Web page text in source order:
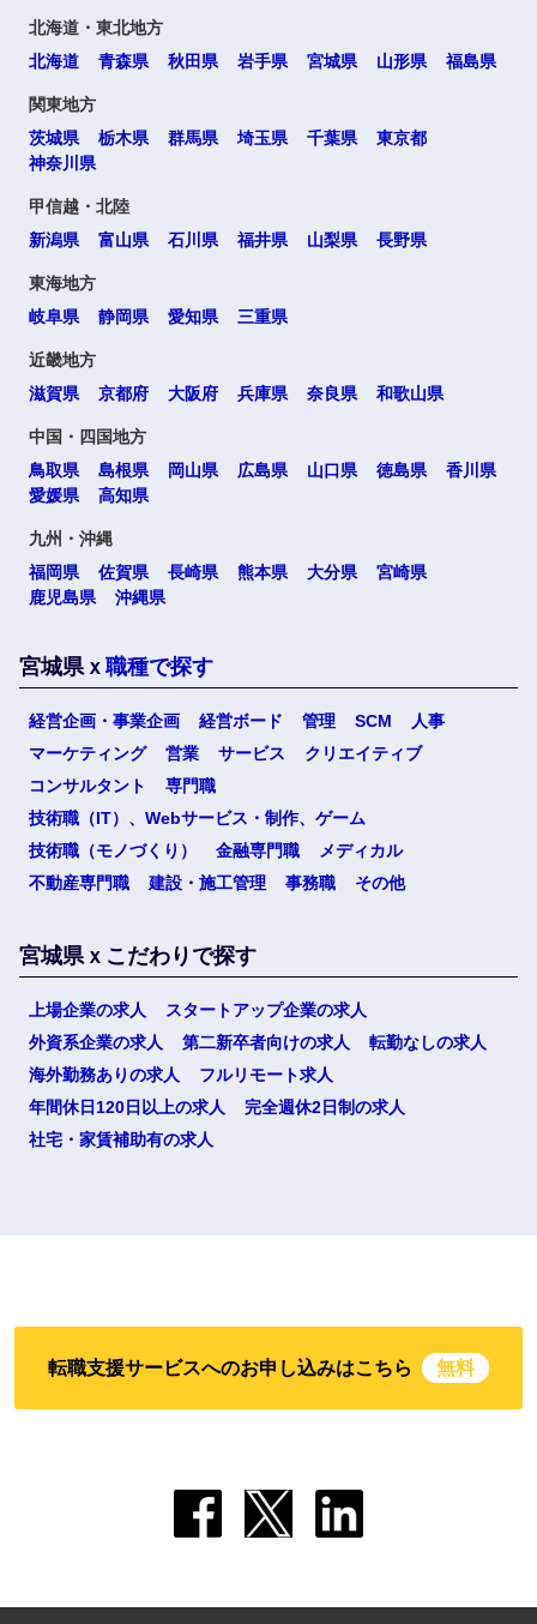
北海道・東北地方
北海道
青森県 秋田県 岩手県 宮城県 山形県 福島県
関東地方
茨城県
栃木県 群馬県 埼玉県 千葉県
東京都
神奈川県
甲信越・北陸
新潟県
富山県 石川県 福井県 山梨県 長野県
東海地方
岐阜県
静岡県 愛知県 三重県
近畿地方
滋賀県
京都府 大阪府 兵庫県 奈良県 和歌山県
中国・四国地方
鳥取県
島根県 岡山県 広島県 山口県 徳島県
香川県
愛媛県
高知県
九州・沖縄
福岡県
佐賀県 長崎県 熊本県 大分県
宮崎県
鹿児島県
沖縄県
宮城県ｘ 職種で探す
経営企画・事業企画 経営ボード 管理 SCM
人事
マーケティング
営業 サービス
クリエイティブ
コンサルタント
専門職
技術職（IT）、Webサービス・制作、ゲーム
技術職（モノづくり）
金融専門職
メディカル
不動産専門職
建設・施工管理 事務職 その他
宮城県ｘこだわりで探す
上場企業の求人
スタートアップ企業の求人
外資系企業の求人
第二新卒者向けの求人
転勤なしの求人
海外勤務ありの求人
フルリモート求人
年間休日120日以上の求人
完全週休2日制の求人
社宅・家賃補助有の求人
転職支援サービスへのお申し込みはこちら 無料